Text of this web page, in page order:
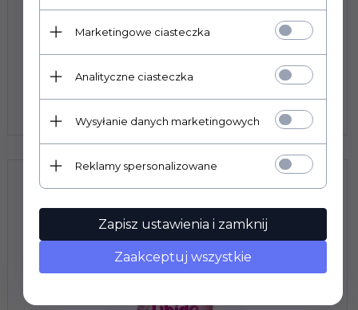
Prowadzimy wyłącznie sprzedaż hurtową. Ceny
widoczne po zalogowaniu.
Marketingowe ciasteczka
Analityczne ciasteczka
Wysyłanie danych marketingowych
Reklamy spersonalizowane
Zapisz ustawienia i zamknij
Zaakceptuj wszystkie